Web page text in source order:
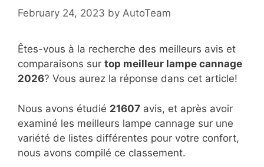
February 24, 2023 by AutoTeam
Êtes-vous à la recherche des meilleurs avis et
comparaisons sur top meilleur lampe cannage
2026? Vous aurez la réponse dans cet article!
Nous avons étudié 21607 avis, et après avoir
examiné les meilleurs lampe cannage sur une
variété de listes différentes pour votre confort,
nous avons compilé ce classement.